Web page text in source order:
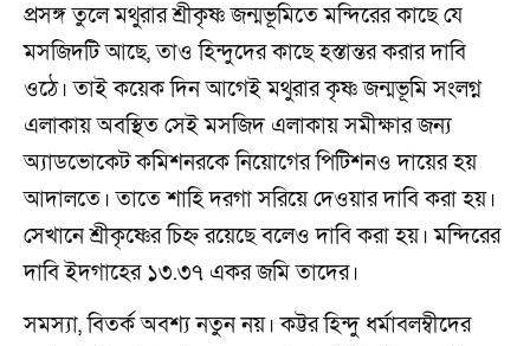
প্রসঙ্গ তুলে মথুরার শ্রীকৃষ্ণ জন্মভূমিতে মন্দিরের কাছে যে
মসজিদটি আছে, তাও হিন্দুদের কাছে হস্তান্তর করার দাবি
ওঠে। তাই কয়েক দিন আগেই মথুরার কৃষ্ণ জন্মভূমি সংলগ্ন
এলাকায় অবস্থিত সেই মসজিদ এলাকায় সমীক্ষার জন্য
অ্যাডভোকেট কমিশনরকে নিয়োগের পিটিশনও দায়ের হয়
আদালতে। তাতে শাহি দরগা সরিয়ে দেওয়ার দাবি করা হয়।
সেখানে শ্রীকৃষ্ণের চিহ্ন রয়েছে বলেও দাবি করা হয়। মন্দিরের
দাবি ইদগাহের ১৩.৩৭ একর জমি তাদের।
সমস্যা, বিতর্ক অবশ্য নতুন নয়। কট্টর হিন্দু ধর্মাবলম্বীদের